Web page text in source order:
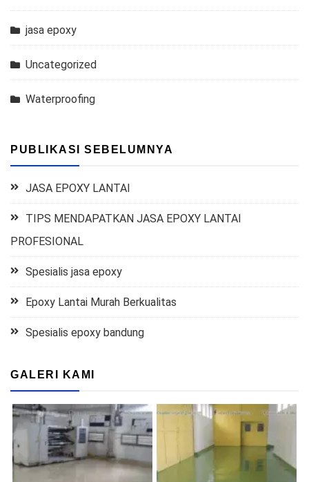
jasa epoxy
Uncategorized
Waterproofing
PUBLIKASI SEBELUMNYA
JASA EPOXY LANTAI
TIPS MENDAPATKAN JASA EPOXY LANTAI
PROFESIONAL
Spesialis jasa epoxy
Epoxy Lantai Murah Berkualitas
Spesialis epoxy bandung
GALERI KAMI